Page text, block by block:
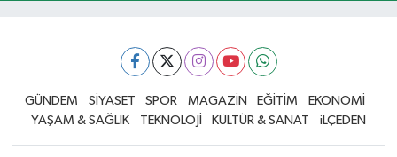
GÜNDEM SİYASET SPOR MAGAZİN EĞİTİM
EKONOMİ
YAŞAM & SAĞLIK
TEKNOLOJİ KÜLTÜR & SANAT iLÇEDEN